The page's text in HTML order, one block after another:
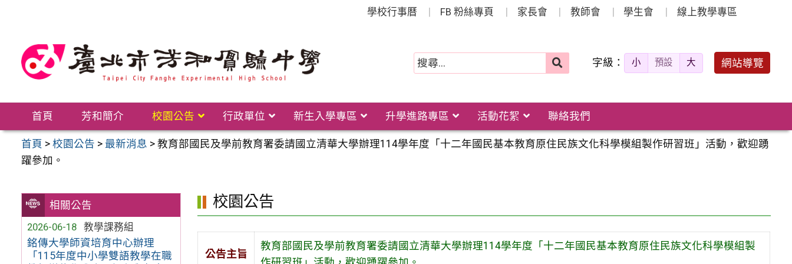
學校行事曆 FB 粉絲專頁 家長會 教師會 學生會 線上教學專區
字級： 小 預設 大 網站導覽
首頁 芳和簡介 校園公告 行政單位 新生入學專區 升學進路專區 活動花絮 聯絡我們
首頁 >校園公告 > 最新消息 >教育部國民及學前教育署委請國立清華大學辦理114學年度「十二年國民基本教育原住民族文化科學模組製作研習班」活動，歡迎踴
躍參加。
相關公告
2026-06-18
教學課務組
銘傳大學師資培育中心辦理
「115年度中小學雙語教學在職
校園公告
公告主旨
教育部國民及學前教育署委請國立清華大學辦理114學年度「十二年國民基本教育原住民族文化科學模組製